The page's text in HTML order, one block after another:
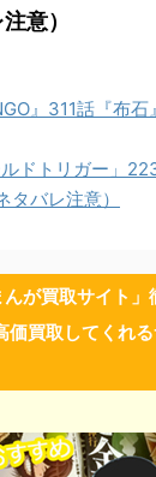
意）
』311話『布
ドトリガー」
タバレ注意）
んが買取サイト
価買取してくれ